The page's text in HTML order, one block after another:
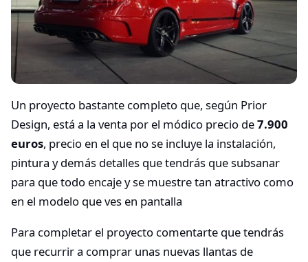
Un proyecto bastante completo que, según Prior
Design, está a la venta por el módico precio de7.900
euros, precio en el que no se incluye la instalación,
pintura y demás detalles que tendrás que subsanar
para que todo encaje y se muestre tan atractivo como
en el modelo que ves en pantalla
Para completar el proyecto comentarte que tendrás
que recurrir a comprar unas nuevas llantas de